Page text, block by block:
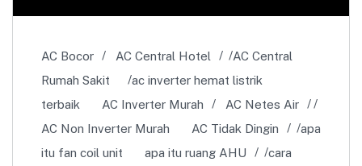
AC Bocor AC Central Hotel
AC Central
Rumah Sakit
ac inverter hemat listrik
terbaik
AC Inverter Murah
AC Netes Air
AC Non Inverter Murah
AC Tidak Dingin
apa
itu fan coil unit
apa itu ruang AHU
cara